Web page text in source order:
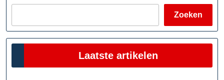
Zoeken
Laatste artikelen